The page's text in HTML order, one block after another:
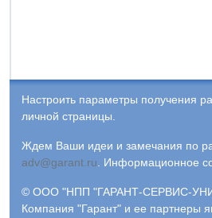
Настроить параметры получения
личной страницы.
Ждем Ваши идеи и замечания по
adv@garant.ru
Информационное
© ООО "НПП "ГАРАНТ-СЕРВИС-
Компания "Гарант" и ее партнеры